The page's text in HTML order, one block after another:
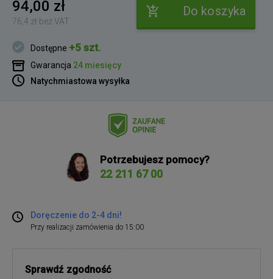
94,00 zł
76,4 zł bez VAT
Do koszyka
Dostępne +5 szt.
Gwarancja 24 miesięcy
Natychmiastowa wysyłka
Potrzebujesz pomocy?
22 211 67 00
Doręczenie do 2-4 dni!
Przy realizacji zamówienia do 15:00
Sprawdź zgodność